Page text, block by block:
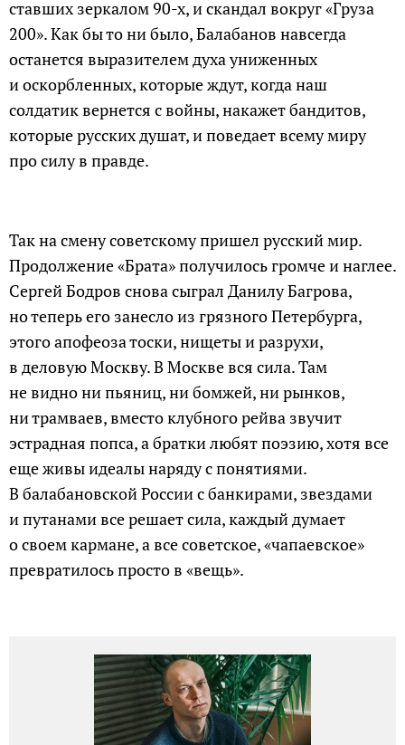
ставших зеркалом 90-х, и скандал вокруг «Груза
200». Как бы то ни было, Балабанов навсегда
останется выразителем духа униженных
и оскорбленных, которые ждут, когда наш
солдатик вернется с войны, накажет бандитов,
которые русских душат, и поведает всему миру
про силу в правде.
Так на смену советскому пришел русский мир.
Продолжение «Брата» получилось громче и наглее.
Сергей Бодров снова сыграл Данилу Багрова,
но теперь его занесло из грязного Петербурга,
этого апофеоза тоски, нищеты и разрухи,
в деловую Москву. В Москве вся сила. Там
не видно ни пьяниц, ни бомжей, ни рынков,
ни трамваев, вместо клубного рейва звучит
эстрадная попса, а братки любят поэзию, хотя все
еще живы идеалы наряду с понятиями.
В балабановской России с банкирами, звездами
и путанами все решает сила, каждый думает
о своем кармане, а все советское, «чапаевское»
превратилось просто в «вещь».